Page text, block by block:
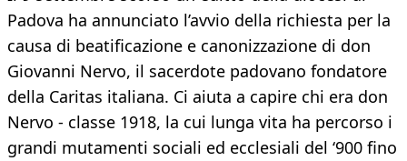
Padova ha annunciato l’avvio della richiesta per la
causa di beatificazione e canonizzazione di don
Giovanni Nervo, il sacerdote padovano fondatore
della Caritas italiana. Ci aiuta a capire chi era don
Nervo - classe 1918, la cui lunga vita ha percorso i
grandi mutamenti sociali ed ecclesiali del ‘900 fino